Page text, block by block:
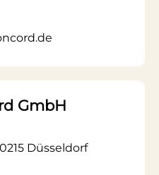
GmbH
Düsseldorf